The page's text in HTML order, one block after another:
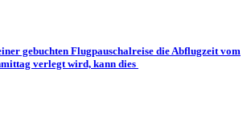
gebuchten Flugpauschalreise die Abflugzeit vom
verlegt wird, kann dies